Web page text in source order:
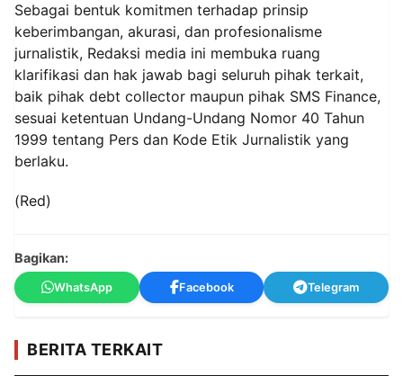
Sebagai bentuk komitmen terhadap prinsip
keberimbangan, akurasi, dan profesionalisme
jurnalistik, Redaksi media ini membuka ruang
klarifikasi dan hak jawab bagi seluruh pihak terkait,
baik pihak debt collector maupun pihak SMS Finance,
sesuai ketentuan Undang-Undang Nomor 40 Tahun
1999 tentang Pers dan Kode Etik Jurnalistik yang
berlaku.
(Red)
Bagikan:
WhatsApp Facebook Telegram
BERITA TERKAIT